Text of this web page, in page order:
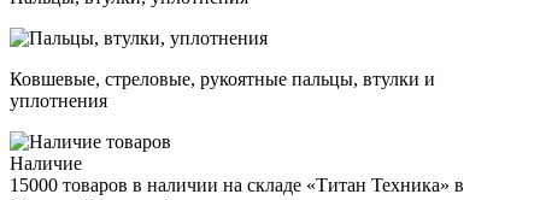
Ковшевые, стреловые, рукоятные пальцы, втулки и
уплотнения
Наличие
15000 товаров в наличии на складе «Титан Техника» в